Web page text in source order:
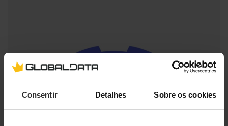
Consentir Detalhes Sobre os cookies